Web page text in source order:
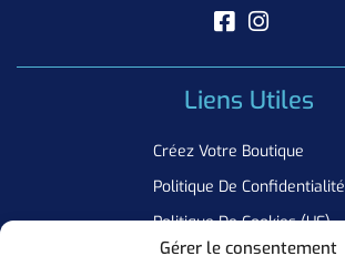
Gérer le consentement
Liens Utiles
Créez Votre Boutique
Politique De Confidentialité
Politique De Cookies (UE)